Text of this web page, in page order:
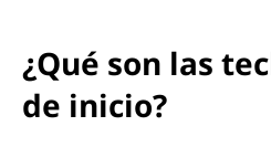
¿Qué son las
de inicio?